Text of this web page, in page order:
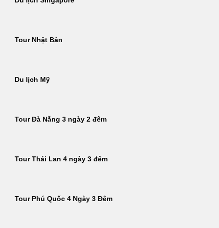
Tour Nhật Bản
Du lịch Mỹ
Tour Đà Nẵng 3 ngày 2 đêm
Tour Thái Lan 4 ngày 3 đêm
Tour Phú Quốc 4 Ngày 3 Đêm